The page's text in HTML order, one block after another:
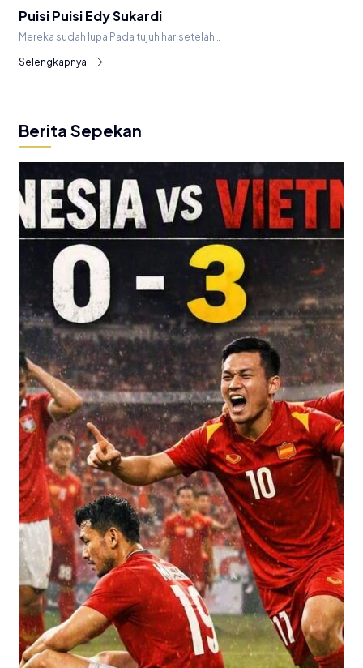
Puisi Puisi Edy Sukardi
Mereka sudah lupa Pada tujuh harisetelah…
Selengkapnya
Berita Sepekan